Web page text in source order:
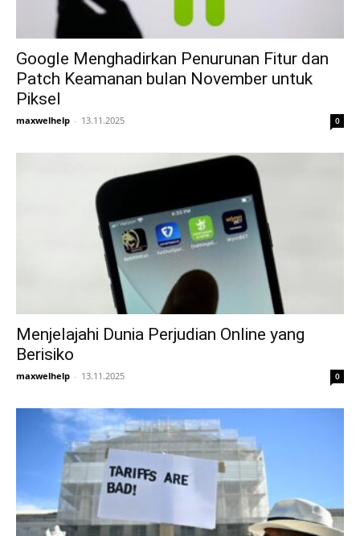
Google Menghadirkan Penurunan Fitur dan
Patch Keamanan bulan November untuk
Piksel
maxwelhelp - 13.11.2025 0
Menjelajahi Dunia Perjudian Online yang
Berisiko
maxwelhelp - 13.11.2025 0